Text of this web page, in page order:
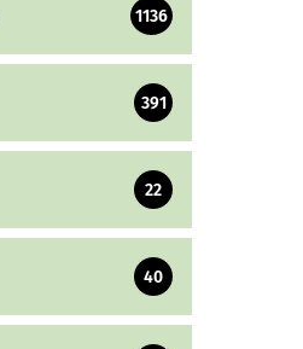
1136
391
22
40